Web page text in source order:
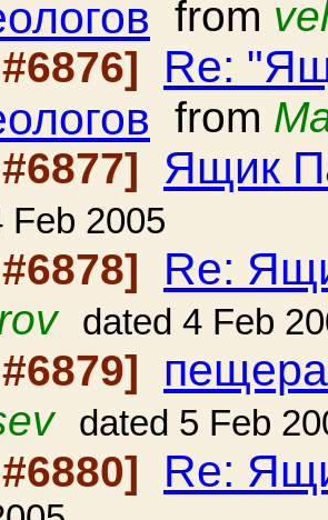
from
Re:
from
Ящик
Feb 2005
Re:
dated 4 Feb
dated 5 Feb
Re: